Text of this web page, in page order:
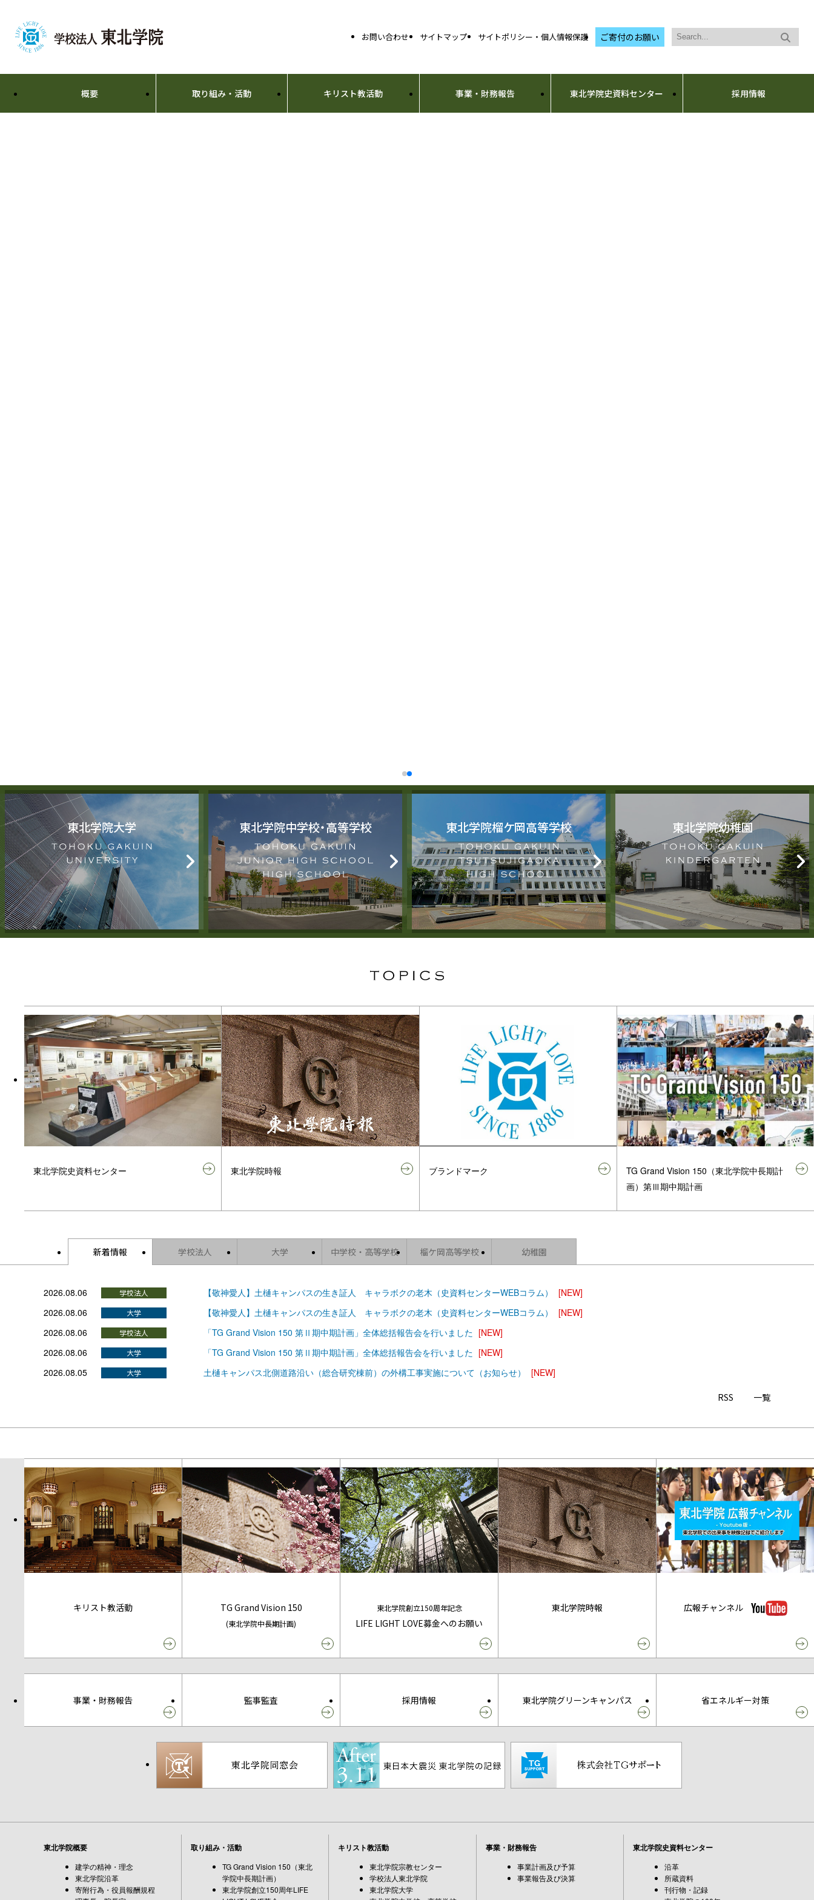
お問い合わせ サイトマップ サイトポリシー・個人情報保護 ご寄付のお願い
概要 取り組み・活動 キリスト教活動 事業・財務報告 東北学院史資料センター 採用情報
東北学院大学 東北学院中学校・高等学校 東北学院榴ケ岡高等学校 東北学院幼稚園
東北学院史資料センター 東北学院時報 ブランドマーク
TG Grand Vision 150（東北学院中長期計
画）第Ⅲ期中期計画
新着情報 学校法人 大学 中学校・高等学校 榴ケ岡高等学校 幼稚園
2026.08.06 【敬神愛人】土樋キャンパスの生き証人 キャラボクの老木（史資料センターWEBコラム）
[NEW]
2026.08.06
【敬神愛人】土樋キャンパスの生き証人 キャラボクの老木（史資料センターWEBコラム）
[NEW]
2026.08.06
「TG Grand Vision 150 第Ⅱ期中期計画」全体総括報告会を行いました [NEW]
2026.08.06
「TG Grand Vision 150 第Ⅱ期中期計画」全体総括報告会を行いました [NEW]
2026.08.05
土樋キャンパス北側道路沿い（総合研究棟前）の外構工事実施について（お知らせ） [NEW]
RSS 一覧
キリスト教活動 TG Grand Vision 150
(東北学院中長期計画)
東北学院創立150周年記念
LIFE LIGHT LOVE募金へのお願い
東北学院時報 広報チャンネル
事業・財務報告 監事監査 採用情報 東北学院グリーンキャンパス 省エネルギー対策
東北学院概要
建学の精神・理念
東北学院沿革
寄附行為・役員報酬規程
取り組み・活動
TG Grand Vision 150（東北
学院中長期計画）
東北学院創立150周年LIFE
キリスト教活動
東北学院宗教センター
学校法人東北学院
東北学院大学
事業・財務報告
事業計画及び予算
事業報告及び決算
東北学院史資料センター
沿革
所蔵資料
刊行物・記録